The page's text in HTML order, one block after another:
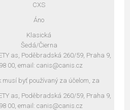
CXS
Áno
Klasická
Šedá/Čierna
as, Poděbradská 260/59, Praha 9,
00, email: canis@canis.cz
musí byť používaný za účelom, za
as, Poděbradská 260/59, Praha 9,
00, email: canis@canis.cz